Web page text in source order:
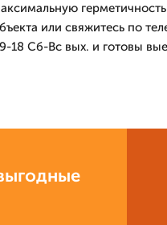
или свяжитесь по
18 Сб-Вс вых. и готовы